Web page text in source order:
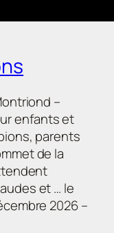
–
enfants et
parents
de la
et … le
2026 –